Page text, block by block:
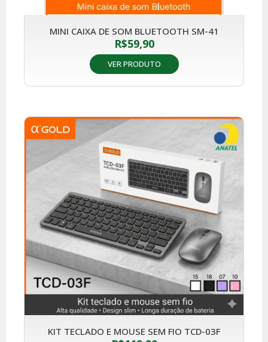
MINI CAIXA DE SOM BLUETOOTH SM-41
R$59,90
VER PRODUTO
KIT TECLADO E MOUSE SEM FIO TCD-03F